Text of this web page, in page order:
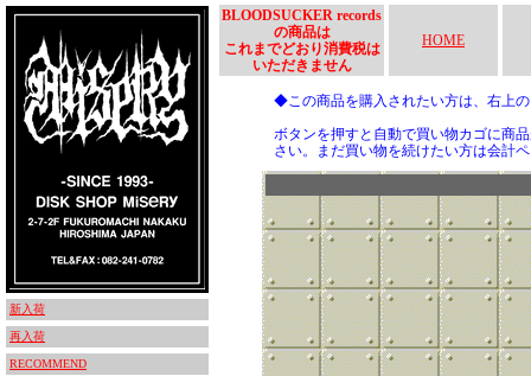
新入荷
再入荷
RECOMMEND
BLOODSUCKER records
の商品は
これまでどおり消費税は
いただきません
HOME
◆この商品を購入されたい方は、右上
ボタンを押すと自動で買い物カゴに商
さい。まだ買い物を続けたい方は会計